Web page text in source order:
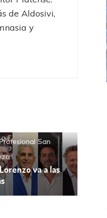
de Aldosivi,
y
San
va a las